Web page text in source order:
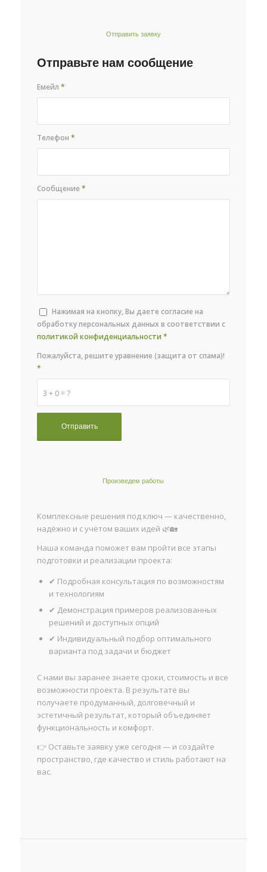
Отправить заявку
Отправьте нам сообщение
Емейл*
Телефон*
Сообщение*
Нажимая на кнопку, Вы даете согласие на
обработку персональных данных в соответствии с
политикой конфиденциальности *
3 + 0 = ?
Пожалуйста, решите уравнение (защита от спама)!
*
Произведем работы
Комплексные решения под ключ — качественно,
надёжно и с учётом ваших идей 🌿🏡
Наша команда поможет вам пройти все этапы
подготовки и реализации проекта:
✔ Подробная консультация по возможностям
и технологиям
✔ Демонстрация примеров реализованных
решений и доступных опций
✔ Индивидуальный подбор оптимального
варианта под задачи и бюджет
С нами вы заранее знаете сроки, стоимость и все
возможности проекта. В результате вы
получаете продуманный, долговечный и
эстетичный результат, который объединяет
функциональность и комфорт.
👉 Оставьте заявку уже сегодня — и создайте
пространство, где качество и стиль работают на
вас.